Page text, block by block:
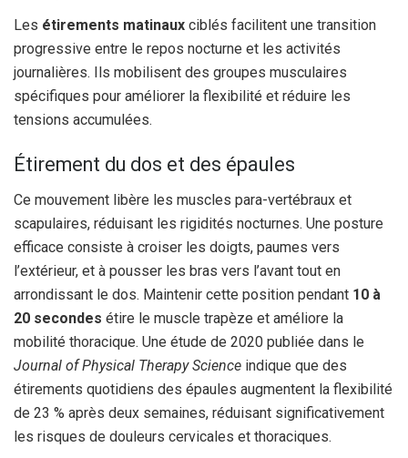
Les étirements matinaux ciblés facilitent une transition
progressive entre le repos nocturne et les activités
journalières. Ils mobilisent des groupes musculaires
spécifiques pour améliorer la flexibilité et réduire les
tensions accumulées.
Étirement du dos et des épaules
Ce mouvement libère les muscles para-vertébraux et
scapulaires, réduisant les rigidités nocturnes. Une posture
efficace consiste à croiser les doigts, paumes vers
l’extérieur, et à pousser les bras vers l’avant tout en
arrondissant le dos. Maintenir cette position pendant 10 à
20 secondes étire le muscle trapèze et améliore la
mobilité thoracique. Une étude de 2020 publiée dans le
Journal of Physical Therapy Science indique que des
étirements quotidiens des épaules augmentent la flexibilité
de 23 % après deux semaines, réduisant significativement
les risques de douleurs cervicales et thoraciques.